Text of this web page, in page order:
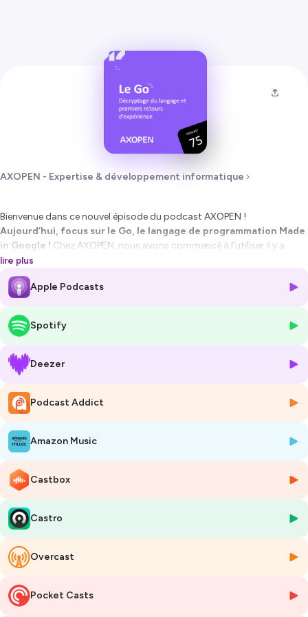
AXOPEN - Expertise & développement informatique
Bienvenue dans ce nouvel épisode du podcast AXOPEN !
Aujourd’hui, focus sur le Go, le langage de programmation Made
in Google ! Chez AXOPEN, nous avons commencé à l’utiliser il y a
quelque temps et nous avions envie de vous partager nos premiers
retours d’expérience. Philippe, Nathan, Arthur, Louis et Enzo se
réunissent pour explorer l’histoire de ce langage, analyser son
Rendez-vous dans quelques années pour voir si notre avis sur le Go a
changé :)
00:00 : Intro
01:10 : Qu’est-ce que le Golang ?
03:04 : Quels sont ses avantages ?
05:40 : Go, pour quel type de projet et quels cas d’usage en entreprise
10:18 : Et techniquement, ça donne quoi ?
15:40 : Focus sur la gestion des erreurs en Go
18:38 : C’est quoi les Goroutines ?
20:00 : Et niveau performance et consommation de ressources ?
23:00 : Focus sur les frameworks
25:53 : Quel est l’avenir du Go ?
28:05 : Les features que l’ont aimerait avoir !
30:00 : Le Go, un bon langage pour débuter en tant que développeur
32:38 : Le coup de cœur d’Arthur
lire plus
Apple Podcasts
Spotify
Deezer
Podcast Addict
Amazon Music
Castbox
Castro
Overcast
Pocket Casts